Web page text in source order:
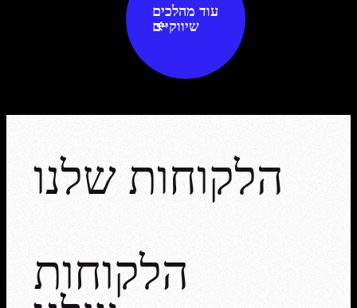
עוד מהלכים
שיווקיים
הלקוחות שלנו
הלקוחות